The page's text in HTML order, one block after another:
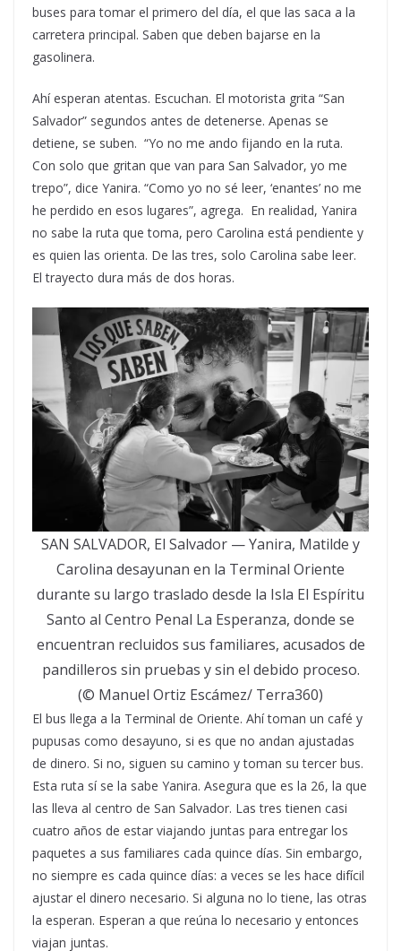
buses para tomar el primero del día, el que las saca a la
carretera principal. Saben que deben bajarse en la
gasolinera.
Ahí esperan atentas. Escuchan. El motorista grita “San
Salvador” segundos antes de detenerse. Apenas se
detiene, se suben. “Yo no me ando fijando en la ruta.
Con solo que gritan que van para San Salvador, yo me
trepo”, dice Yanira. “Como yo no sé leer, ‘enantes’ no me
he perdido en esos lugares”, agrega. En realidad, Yanira
no sabe la ruta que toma, pero Carolina está pendiente y
es quien las orienta. De las tres, solo Carolina sabe leer.
El trayecto dura más de dos horas.
SAN SALVADOR, El Salvador — Yanira, Matilde y
Carolina desayunan en la Terminal Oriente
durante su largo traslado desde la Isla El Espíritu
Santo al Centro Penal La Esperanza, donde se
encuentran recluidos sus familiares, acusados de
pandilleros sin pruebas y sin el debido proceso.
(© Manuel Ortiz Escámez/ Terra360)
El bus llega a la Terminal de Oriente. Ahí toman un café y
pupusas como desayuno, si es que no andan ajustadas
de dinero. Si no, siguen su camino y toman su tercer bus.
Esta ruta sí se la sabe Yanira. Asegura que es la 26, la que
las lleva al centro de San Salvador. Las tres tienen casi
cuatro años de estar viajando juntas para entregar los
paquetes a sus familiares cada quince días. Sin embargo,
no siempre es cada quince días: a veces se les hace difícil
ajustar el dinero necesario. Si alguna no lo tiene, las otras
la esperan. Esperan a que reúna lo necesario y entonces
viajan juntas.